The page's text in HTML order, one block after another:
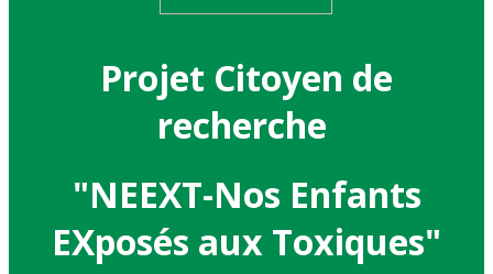
Projet Citoyen de
recherche
"NEEXT-Nos Enfants
EXposés aux Toxiques"